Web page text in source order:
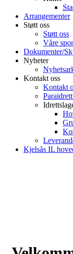
Arrangementer
Støtt oss
Støtt oss
Våre
Dokumenter/
Nyheter
Kontakt oss
Kontakt
Kjelsås IL